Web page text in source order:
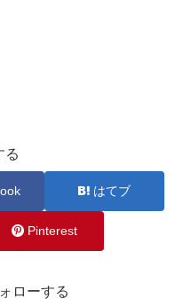
る
はてブ
Pinterest
ローする